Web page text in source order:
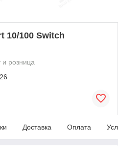
10/100 Switch
и розница
Доставка Оплата